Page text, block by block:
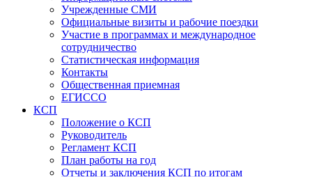
Учрежденные СМИ
Официальные визиты и рабочие поездки
Участие в программах и международное
сотрудничество
Статистическая информация
Контакты
Общественная приемная
ЕГИССО
КСП
Положение о КСП
Руководитель
Регламент КСП
План работы на год
Отчеты и заключения КСП по итогам